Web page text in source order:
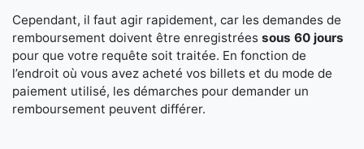
Cependant, il faut agir rapidement, car les demandes de
remboursement doivent être enregistrées sous 60 jours
pour que votre requête soit traitée. En fonction de
l’endroit où vous avez acheté vos billets et du mode de
paiement utilisé, les démarches pour demander un
remboursement peuvent différer.